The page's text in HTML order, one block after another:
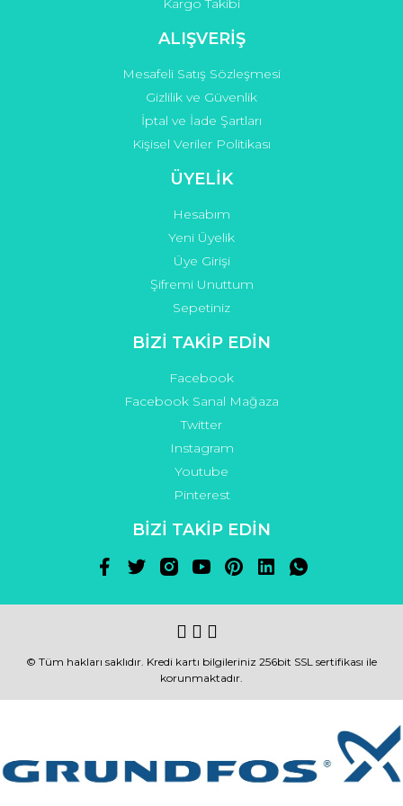
Gönder
Kargo Takibi
ALIŞVERİŞ
Mesafeli Satış Sözleşmesi
Gizlilik ve Güvenlik
İptal ve İade Şartları
Kişisel Veriler Politikası
ÜYELİK
Hesabım
Yeni Üyelik
Üye Girişi
Şifremi Unuttum
Sepetiniz
BİZİ TAKİP EDİN
Facebook
Facebook Sanal Mağaza
Twitter
Instagram
Youtube
Pinterest
BİZİ TAKİP EDİN
© Tüm hakları saklıdır. Kredi kartı bilgileriniz 256bit SSL sertifikası ile
korunmaktadır.